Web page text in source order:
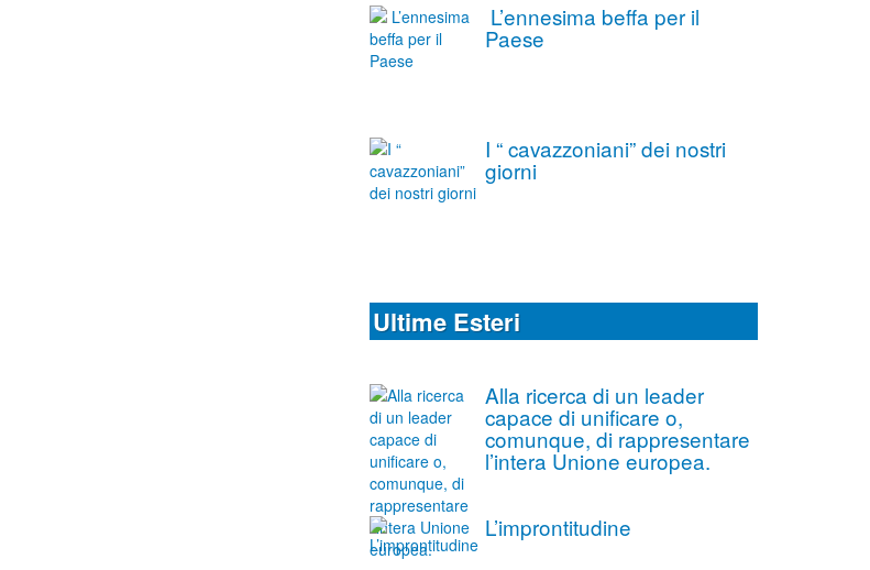
L’ennesima beffa per il
Paese
I “ cavazzoniani” dei nostri
giorni
Ultime Esteri
Alla ricerca di un leader
capace di unificare o,
comunque, di rappresentare
l’intera Unione europea.
L’improntitudine